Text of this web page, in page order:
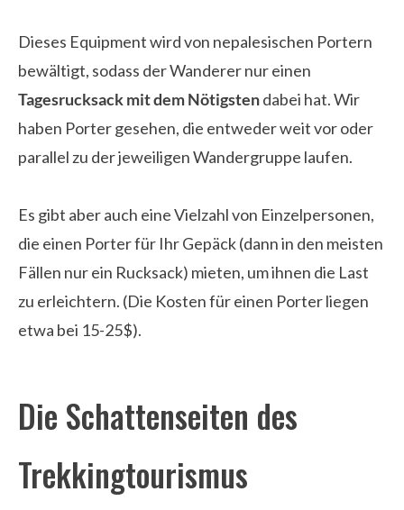
Dieses Equipment wird von nepalesischen Portern
bewältigt, sodass der Wanderer nur einen
Tagesrucksack mit dem Nötigstendabei hat. Wir
haben Porter gesehen, die entweder weit vor oder
parallel zu der jeweiligen Wandergruppe laufen.
Es gibt aber auch eine Vielzahl von Einzelpersonen,
die einen Porter für Ihr Gepäck (dann in den meisten
Fällen nur ein Rucksack) mieten, um ihnen die Last
zu erleichtern. (Die Kosten für einen Porter liegen
etwa bei 15-25$).
Die Schattenseiten des
Trekkingtourismus